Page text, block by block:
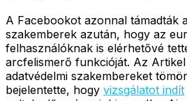
A Facebookot azonnal támadták
szakemberek azután, hogy az
felhasználóknak is elérhetővé
arcfelismerő funkcióját. Az
adatvédelmi szakembereket
bejelentette, hogy vizsgálatot indít